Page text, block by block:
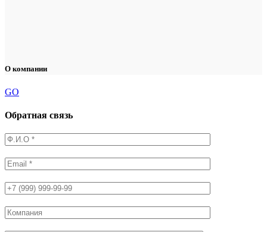
О компании
GO
Обратная связь